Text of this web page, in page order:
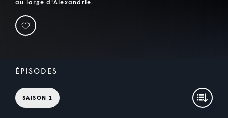
au large d'Alexandrie.
ÉPISODES
SAISON 1